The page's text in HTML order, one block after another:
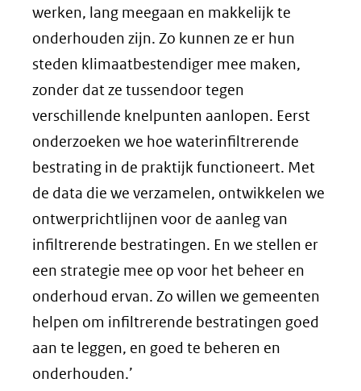
werken, lang meegaan en makkelijk te
onderhouden zijn. Zo kunnen ze er hun
steden klimaatbestendiger mee maken,
zonder dat ze tussendoor tegen
verschillende knelpunten aanlopen. Eerst
onderzoeken we hoe waterinfiltrerende
bestrating in de praktijk functioneert. Met
de data die we verzamelen, ontwikkelen we
ontwerprichtlijnen voor de aanleg van
infiltrerende bestratingen. En we stellen er
een strategie mee op voor het beheer en
onderhoud ervan. Zo willen we gemeenten
helpen om infiltrerende bestratingen goed
aan te leggen, en goed te beheren en
onderhouden.’